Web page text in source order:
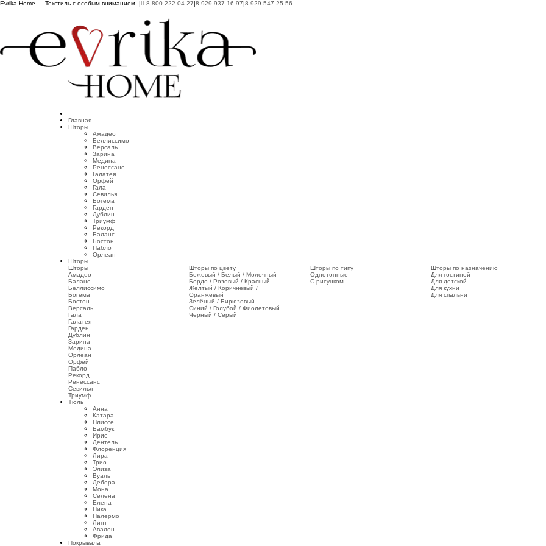
Evrika Home — Текстиль с особым вниманием | 8 800 222-04-27|8 929 937-16-97|8 929 547-25-56
Главная
Шторы
Амадео
Беллиссимо
Версаль
Зарина
Медина
Ренессанс
Галатея
Орфей
Гала
Севилья
Богема
Гарден
Дублин
Триумф
Рекорд
Баланс
Бостон
Пабло
Орлеан
Шторы
Шторы
Амадео
Баланс
Беллиссимо
Богема
Бостон
Версаль
Гала
Галатея
Гарден
Дублин
Зарина
Медина
Орлеан
Орфей
Пабло
Рекорд
Ренессанс
Севилья
Триумф
Шторы по цвету
Бежевый / Белый / Молочный
Бордо / Розовый / Красный
Желтый / Коричневый /
Оранжевый
Зелёный / Бирюзовый
Синий / Голубой / Фиолетовый
Черный / Серый
Шторы по типу
Однотонные
С рисунком
Шторы по назначению
Для гостиной
Для детской
Для кухни
Для спальни
Тюль
Анна
Катара
Плиссе
Бамбук
Ирис
Дентель
Флоренция
Лира
Трио
Элиза
Вуаль
Дебора
Мона
Селена
Елена
Ника
Палермо
Линт
Авалон
Фрида
Покрывала